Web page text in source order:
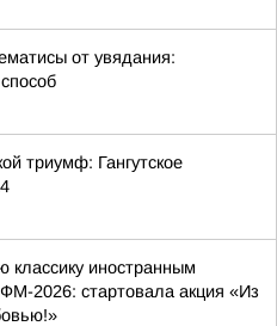
от увядания:
триумф: Гангутское
классику иностранным
2026: стартовала акция «Из